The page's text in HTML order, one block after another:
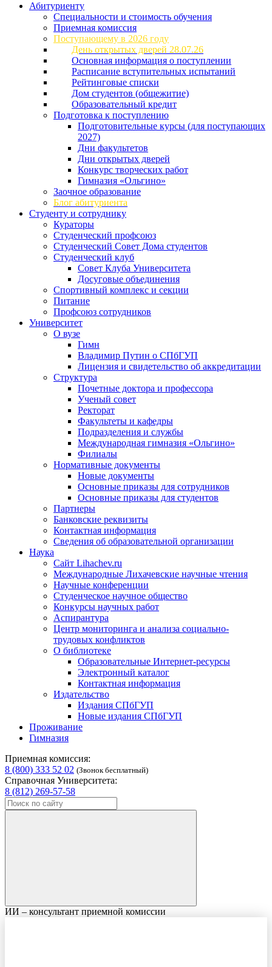
Абитуриенту
Специальности и стоимость обучения
Приемная комиссия
Поступающему в 2026 году
День открытых дверей 28.07.26
Основная информация о поступлении
Расписание вступительных испытаний
Рейтинговые списки
Дом студентов (общежитие)
Образовательный кредит
Подготовка к поступлению
Подготовительные курсы (для поступающих
2027)
Дни факультетов
Дни открытых дверей
Конкурс творческих работ
Гимназия «Ольгино»
Заочное образование
Блог абитуриента
Студенту и сотруднику
Кураторы
Студенческий профсоюз
Студенческий Совет Дома студентов
Студенческий клуб
Совет Клуба Университета
Досуговые объединения
Спортивный комплекс и секции
Питание
Профсоюз сотрудников
Университет
О вузе
Гимн
Владимир Путин о СПбГУП
Лицензия и свидетельство об аккредитации
Структура
Почетные доктора и профессора
Ученый совет
Ректорат
Факультеты и кафедры
Подразделения и службы
Международная гимназия «Ольгино»
Филиалы
Нормативные документы
Новые документы
Основные приказы для сотрудников
Основные приказы для студентов
Партнеры
Банковские реквизиты
Контактная информация
Сведения об образовательной организации
Наука
Сайт Lihachev.ru
Международные Лихачевские научные чтения
Научные конференции
Студенческое научное общество
Конкурсы научных работ
Аспирантура
Центр мониторинга и анализа социально-
трудовых конфликтов
О библиотеке
Образовательные Интернет-ресурсы
Электронный каталог
Контактная информация
Издательство
Издания СПбГУП
Новые издания СПбГУП
Проживание
Гимназия
Приемная комиссия:
8 (800) 333 52 02 (Звонок бесплатный)
Справочная Университета:
8 (812) 269-57-58
ИИ – консультант приемной комиссии